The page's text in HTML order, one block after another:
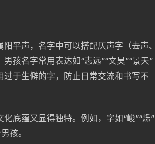
平声，名字中可以搭配仄声字（去声、
孩名字常用表达如“志远”“文昊”“景天”
于生僻的字，防止日常交流和书写不
底蕴又显得独特。例如，字如“峻”“烁”
孩。